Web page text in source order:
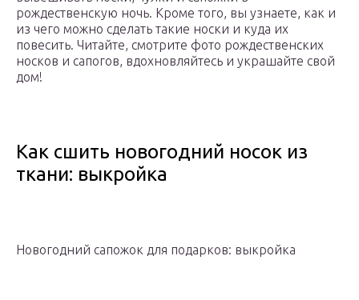
рождественскую ночь. Кроме того, вы узнаете, как и
из чего можно сделать такие носки и куда их
повесить. Читайте, смотрите фото рождественских
носков и сапогов, вдохновляйтесь и украшайте свой
дом!
Как сшить новогодний носок из
ткани: выкройка
Новогодний сапожок для подарков: выкройка